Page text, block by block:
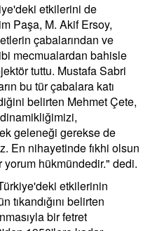
etkilerini de
Paşa, M. Akif Ersoy,
çabalarından ve
mecmualardan bahisle
tuttu. Mustafa Sabri
bu tür çabalara katı
belirten Mehmet Çete,
geleneği gerekse de
En nihayetinde fıkhi olsun
hükmündedir." dedi.
etkilerinin
tıkandığını belirten
bir fetret